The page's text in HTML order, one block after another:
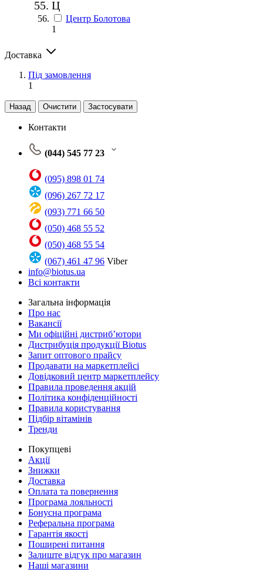
Ц
Центр Болотова
1
Доставка
Під замовлення
1
Назад Очистити Застосувати
Контакти
(044) 545 77 23
(095) 898 01 74
(096) 267 72 17
(093) 771 66 50
(050) 468 55 52
(050) 468 55 54
(067) 461 47 96 Viber
info@biotus.ua
Всі контакти
Загальна інформація
Про нас
Вакансії
Ми офіційні дистриб’ютори
Дистрибуція продукції Biotus
Запит оптового прайсу
Продавати на маркетплейсі
Довідковий центр маркетплейсу
Правила проведення акцій
Політика конфіденційності
Правила користування
Підбір вітамінів
Тренди
Покупцеві
Акції
Знижки
Доставка
Оплата та повернення
Програма лояльності
Бонусна програма
Реферальна програма
Гарантія якості
Поширені питання
Залиште відгук про магазин
Наші магазини